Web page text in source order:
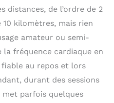
veuillez effacer les
du cache de
Huawei
l'application Health,
à "Moi", puis à
puis à
veuillez dissocier
montre de Bluetooth
distances, de l’ordre de 2
kilomètres, mais rien
amateur ou semi-
la fréquence cardiaque en
au repos et lors
durant des sessions
parfois quelques